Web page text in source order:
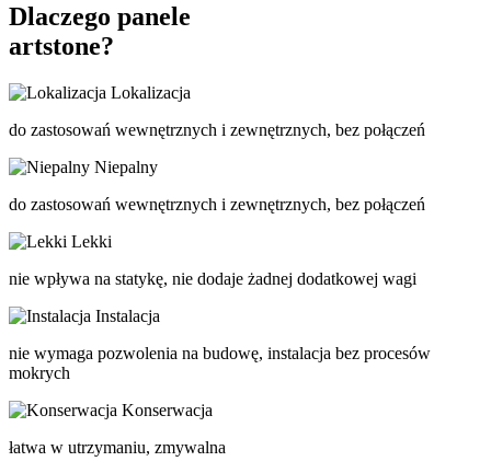
Dlaczego panele
artstone?
Lokalizacja
do zastosowań wewnętrznych i zewnętrznych, bez połączeń
Niepalny
do zastosowań wewnętrznych i zewnętrznych, bez połączeń
Lekki
nie wpływa na statykę, nie dodaje żadnej dodatkowej wagi
Instalacja
nie wymaga pozwolenia na budowę, instalacja bez procesów
mokrych
Konserwacja
łatwa w utrzymaniu, zmywalna